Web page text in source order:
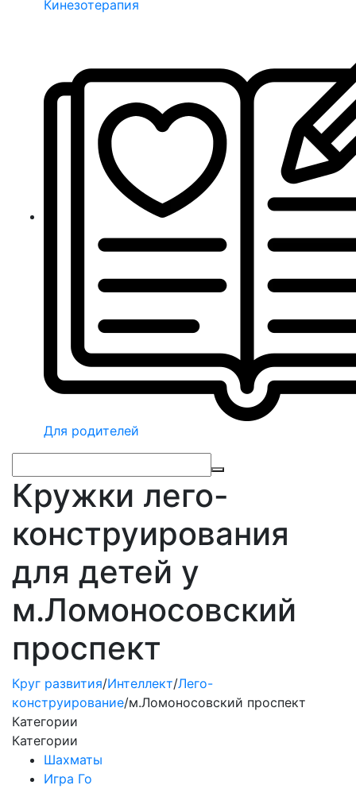
Кинезотерапия
Для родителей
Кружки лего-
конструирования
для детей у
м.Ломоносовский
проспект
Круг развития/Интеллект/Лего-
конструирование/м.Ломоносовский проспект
Категории
Категории
Шахматы
Игра Го